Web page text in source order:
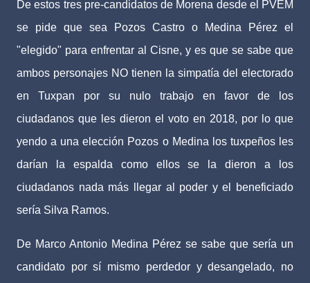
De estos tres pre-candidatos de Morena desde el PVEM
se pide que sea Pozos Castro o Medina Pérez el
"elegido" para enfrentar al Cisne, y es que se sabe que
ambos personajes NO tienen la simpatía del electorado
en Tuxpan por su nulo trabajo en favor de los
ciudadanos que les dieron el voto en 2018, por lo que
yendo a una elección Pozos o Medina los tuxpeños les
darían la espalda como ellos se la dieron a los
ciudadanos nada más llegar al poder y el beneficiado
sería Silva Ramos.
De Marco Antonio Medina Pérez se sabe que sería un
candidato por sí mismo perdedor y desangelado, no